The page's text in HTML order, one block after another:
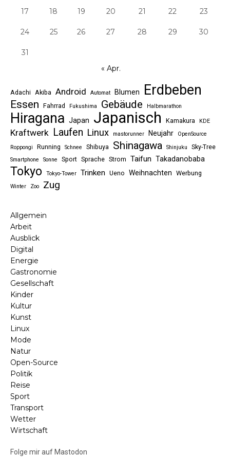
17 18 19 20 21 22 23
24 25 26 27 28 29 30
31
« Apr.
Adachi Akiba Android Automat Blumen Erdbeben
Essen Fahrrad Fukushima Gebäude Halbmarathon
Hiragana Japan Japanisch Kamakura KDE
Kraftwerk Laufen Linux mastorunner Neujahr
OpenSource
Roppongi
Running Schnee Shibuya Shinagawa Shinjuku Sky-Tree
Smartphone Sonne Sport Sprache Strom Taifun Takadanobaba
Tokyo Tokyo-Tower Trinken Ueno Weihnachten Werbung
Winter Zoo Zug
Allgemein
Arbeit
Ausblick
Digital
Energie
Gastronomie
Gesellschaft
Kinder
Kultur
Kunst
Linux
Mode
Natur
Open-Source
Politik
Reise
Sport
Transport
Wetter
Wirtschaft
Folge mir auf Mastodon